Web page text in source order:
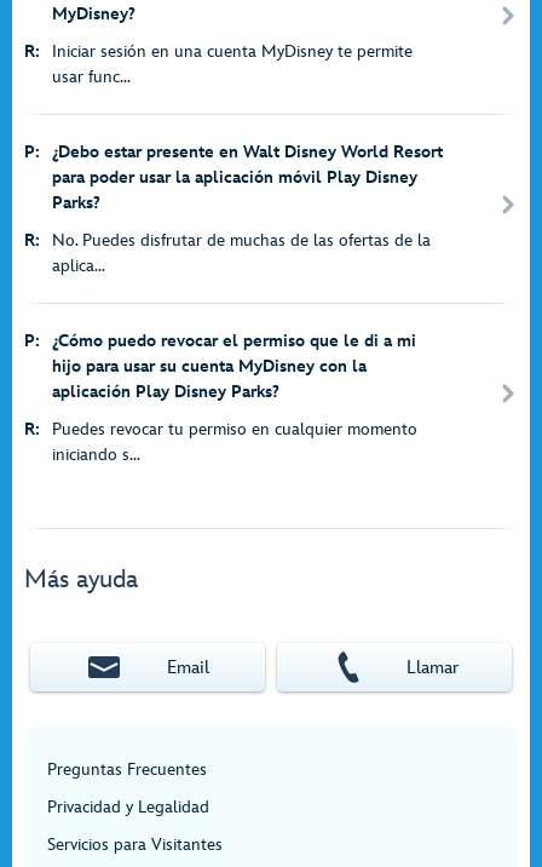
MyDisney?
R:
Iniciar sesión en una cuenta MyDisney te permite
usar func...
P:
¿Debo estar presente en Walt Disney World Resort
para poder usar la aplicación móvil Play Disney
Parks?
R:
No. Puedes disfrutar de muchas de las ofertas de la
aplica...
P:
¿Cómo puedo revocar el permiso que le di a mi
hijo para usar su cuenta MyDisney con la
aplicación Play Disney Parks?
R:
Puedes revocar tu permiso en cualquier momento
iniciando s...
Más ayuda
Email Llamar
Preguntas Frecuentes
Privacidad y Legalidad
Servicios para Visitantes